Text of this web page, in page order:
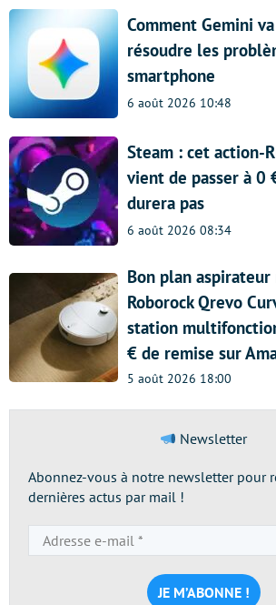
Comment Gemini
résoudre les
smartphone
6 août 2026 10:48
Steam : cet action-
vient de passer à 0
durera pas
6 août 2026 08:34
Bon plan
Roborock Qrevo
station
€ de remise sur
5 août 2026 18:00
Newsletter
Abonnez-vous à notre newsletter pour
dernières actus par mail !
e-
mail
*